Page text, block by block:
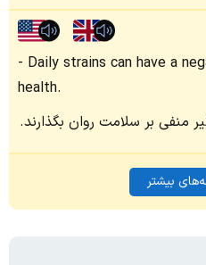
Daily strains can have a
health.
منفی بر سلامت روان بگذارند.
بیشتر